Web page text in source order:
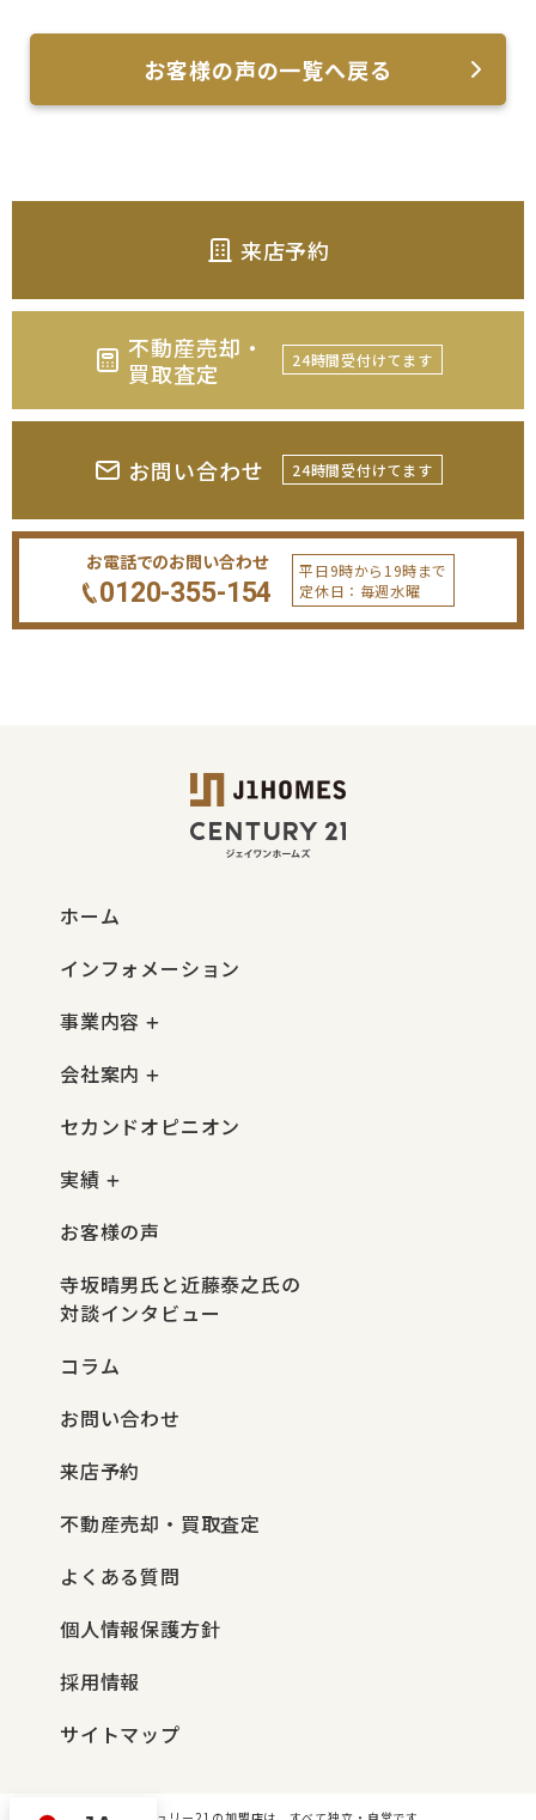
お客様の声の一覧へ戻る
来店予約
不動産売却・
買取査定
24時間受付けてます
お問い合わせ 24時間受付けてます
お電話でのお問い合わせ
0120-355-154
平日9時から19時まで
定休日：毎週水曜
ホーム
インフォメーション
事業内容
会社案内
セカンドオピニオン
実績
お客様の声
寺坂晴男氏と近藤泰之氏の
対談インタビュー
コラム
お問い合わせ
来店予約
不動産売却・買取査定
よくある質問
個人情報保護方針
採用情報
サイトマップ